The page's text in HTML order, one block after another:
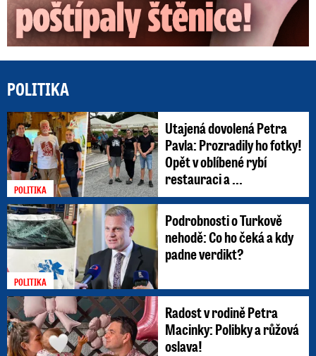
POLITIKA
POLITIKA
Utajená dovolená Petra
Pavla: Prozradily ho fotky!
Opět v oblíbené rybí
restauraci a ...
POLITIKA
Podrobnosti o Turkově
nehodě: Co ho čeká a kdy
padne verdikt?
Radost v rodině Petra
Macinky: Polibky a růžová
oslava!